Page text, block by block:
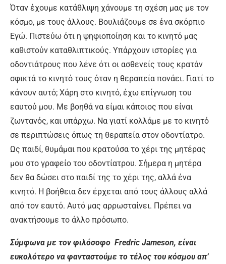
Όταν έχουμε κατάθλιψη χάνουμε τη σχέση μας με τον
κόσμο, με τους άλλους. Βουλιάζουμε σε ένα σκόρπιο
Εγώ. Πιστεύω ότι η ψηφιοποίηση και το κινητό μας
καθιστούν καταθλιπτικούς. Υπάρχουν ιστορίες για
οδοντιάτρους που λένε ότι οι ασθενείς τους κρατάν
σφικτά το κινητό τους όταν η θεραπεία πονάει. Γιατί το
κάνουν αυτό; Χάρη στο κινητό, έχω επίγνωση του
εαυτού μου. Με βοηθά να είμαι κάποιος που είναι
ζωντανός, και υπάρχω. Να γιατί κολλάμε με το κινητό
σε περιπτώσεις όπως τη θεραπεία στον οδοντίατρο.
Ως παιδί, θυμάμαι που κρατούσα το χέρι της μητέρας
μου στο γραφείο του οδοντίατρου. Σήμερα η μητέρα
δεν θα δώσει στο παιδί της το χέρι της, αλλά ένα
κινητό. Η βοήθεια δεν έρχεται από τους άλλους αλλά
από τον εαυτό. Αυτό μας αρρωσταίνει. Πρέπει να
ανακτήσουμε το άλλο πρόσωπο.
Σύμφωνα με τον φιλόσοφο Fredric Jameson, είναι
ευκολότερο να φανταστούμε το τέλος του κόσμου απ’